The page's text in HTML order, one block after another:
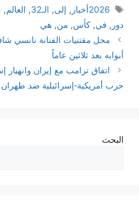
الوسوم
2026أخبار , إلى, الـ32 , العالم,
دور , في, كأس, من, هي
محل مقتنيات الفنانة نانسي
أبوابه بعد ثلاثين عاماً
اتفاق ترامب مع إيران وانهيار
حرب أمريكية‑إسرائيلية ضد طهران
البحث